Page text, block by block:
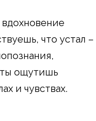
что устал –
ты ощутишь
и чувствах.